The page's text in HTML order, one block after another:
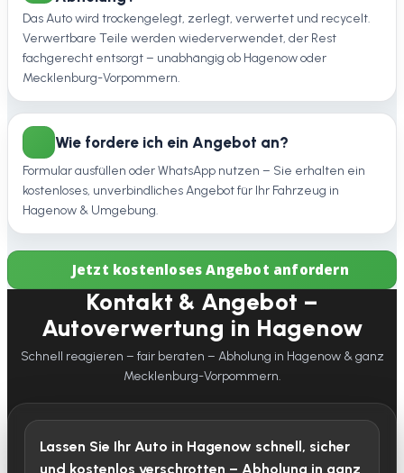
Das Auto wird trockengelegt, zerlegt, verwertet und recycelt.
Verwertbare Teile werden wiederverwendet, der Rest
fachgerecht entsorgt – unabhängig ob Hagenow oder
Mecklenburg-Vorpommern.
Wie fordere ich ein Angebot an?
Formular ausfüllen oder WhatsApp nutzen – Sie erhalten ein
kostenloses, unverbindliches Angebot für Ihr Fahrzeug in
Hagenow & Umgebung.
Jetzt kostenloses Angebot anfordern
Kontakt & Angebot –
Autoverwertung in Hagenow
Schnell reagieren – fair beraten – Abholung in Hagenow & ganz
Mecklenburg-Vorpommern.
Lassen Sie Ihr Auto in Hagenow schnell, sicher
und kostenlos verschrotten – Abholung in ganz